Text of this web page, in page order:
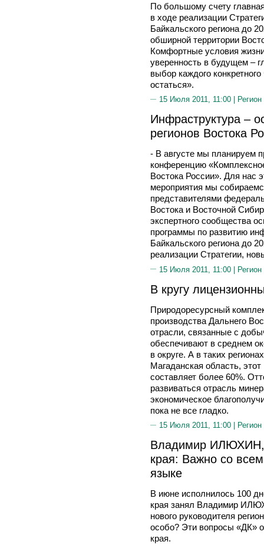
По большому счету
в ходе реализации
Байкальского региона до
обширной территории
Комфортные условия
уверенность в будущем –
выбор каждого
остаться».
15 Июля 2011, 11:00 |
Инфраструктура –
регионов Востока
- В августе мы планируем
конференцию
Востока России». Для нас
мероприятия мы
представителями
Востока и Восточной
экспертного сообщества
программы по развитию
Байкальского региона до
реализации Стратегии,
15 Июля 2011, 11:00 | Регион
В кругу
Природоресурсный
производства Дальнего
отрасли, связанные с
обеспечивают в среднем
в округе. А в таких
Магаданская область,
составляет более 60%.
развиваться отрасль
экономическое
пока не все гладко.
15 Июля 2011, 11:00 |
Владимир ИЛЮХИН,
края: Важно со
языке
В июне исполнилось 100
края занял Владимир
нового руководителя
особо? Эти вопросы «ДК»
края.